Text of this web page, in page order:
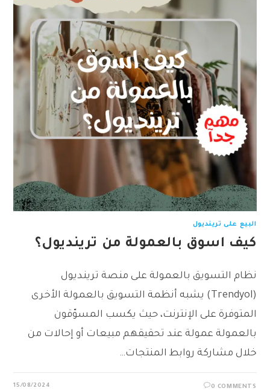
البيع على ترينديول
كيف اسوق بالعمولة من ترينديول؟
نظام التسويق بالعمولة على منصة ترينديول
(Trendyol) يشبه أنظمة التسويق بالعمولة الأخرى
المتوفرة على الإنترنت، حيث يكسب المسوّقون
بالعمولة عمولة عند تحقيقهم مبيعات أو إحالات من
خلال مشاركة روابط المنتجات…
0 COMMENTS
15/08/2024